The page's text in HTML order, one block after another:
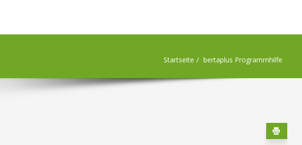
Startseite bertaplus Programmhilfe